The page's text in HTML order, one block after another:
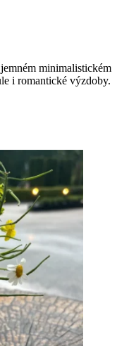
minimalistickém
i romantické výzdoby.